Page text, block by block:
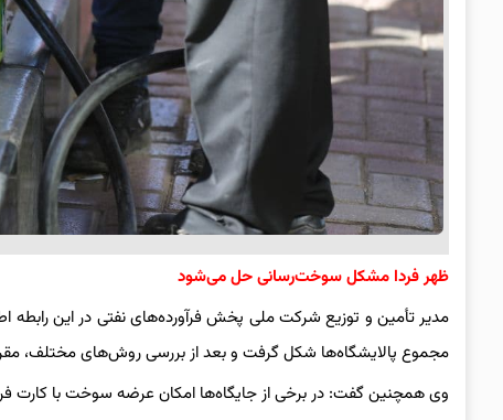
ظهر فردا مشکل سوخت‌رسانی حل می‌شود
مدیر تأمین و توزیع شرکت ملی پخش فرآورده‌های نفتی در این رابطه
مجموع پالایشگاه‌ها شکل گرفت و بعد از بررسی روش‌های مختلف،
وی همچنین گفت: در برخی از جایگاه‌ها امکان عرضه سوخت با